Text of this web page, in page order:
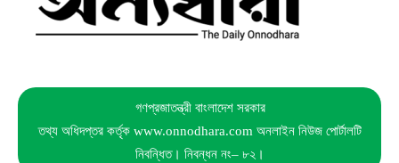
গণপ্রজাতন্ত্রী বাংলাদেশ সরকার
তথ্য অধিদপ্তর কর্তৃক www.onnodhara.com অনলাইন নিউজ পোর্টালটি
নিবন্ধিত। নিবন্ধন নং– ৮২।